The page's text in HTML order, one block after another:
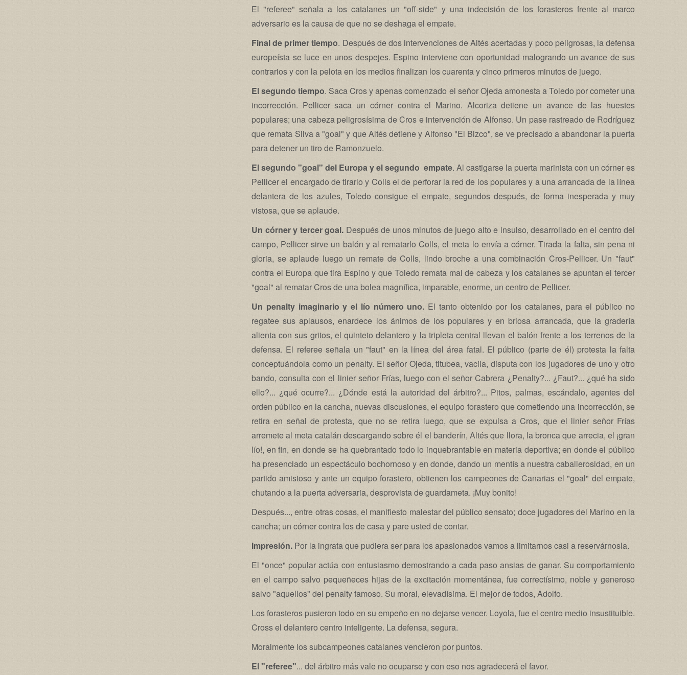
El "referee" señala a los catalanes un "off-side" y una indecisión de los forasteros frente al marco
adversario es la causa de que no se deshaga el empate.
Final de primer tiempo. Después de dos intervenciones de Altés acertadas y poco peligrosas, la defensa
europeísta se luce en unos despejes. Espino interviene con oportunidad malogrando un avance de sus
contrarios y con la pelota en los medios finalizan los cuarenta y cinco primeros minutos de juego.
El segundo tiempo. Saca Cros y apenas comenzado el señor Ojeda amonesta a Toledo por cometer una
incorrección. Pellicer saca un córner contra el Marino. Alcoriza detiene un avance de las huestes
populares; una cabeza peligrosísima de Cros e intervención de Alfonso. Un pase rastreado de Rodríguez
que remata Silva a "goal" y que Altés detiene y Alfonso "El Bizco", se ve precisado a abandonar la puerta
para detener un tiro de Ramonzuelo.
El segundo "goal" del Europa y el segundo empate. Al castigarse la puerta marinista con un córner es
Pellicer el encargado de tirarlo y Colls el de perforar la red de los populares y a una arrancada de la línea
delantera de los azules, Toledo consigue el empate, segundos después, de forma inesperada y muy
vistosa, que se aplaude.
Un córner y tercer goal. Después de unos minutos de juego alto e insulso, desarrollado en el centro del
campo, Pellicer sirve un balón y al rematarlo Colls, el meta lo envía a córner. Tirada la falta, sin pena ni
gloria, se aplaude luego un remate de Colls, lindo broche a una combinación Cros-Pellicer. Un "faut"
contra el Europa que tira Espino y que Toledo remata mal de cabeza y los catalanes se apuntan el tercer
"goal" al rematar Cros de una bolea magnífica, imparable, enorme, un centro de Pellicer.
Un penalty imaginario y el lío número uno. El tanto obtenido por los catalanes, para el público no
regatee sus aplausos, enardece los ánimos de los populares y en briosa arrancada, que la gradería
alienta con sus gritos, el quinteto delantero y la tripleta central llevan el balón frente a los terrenos de la
defensa. El referee señala un "faut" en la línea del área fatal. El público (parte de él) protesta la falta
conceptuándola como un penalty. El señor Ojeda, titubea, vacila, disputa con los jugadores de uno y otro
bando, consulta con el linier señor Frías, luego con el señor Cabrera ¿Penalty?... ¿Faut?... ¿qué ha sido
ello?... ¿qué ocurre?... ¿Dónde está la autoridad del árbitro?... Pitos, palmas, escándalo, agentes del
orden público en la cancha, nuevas discusiones, el equipo forastero que cometiendo una incorrección, se
retira en señal de protesta, que no se retira luego, que se expulsa a Cros, que el linier señor Frías
arremete al meta catalán descargando sobre él el banderín, Altés que llora, la bronca que arrecia, el ¡gran
lío!, en fin, en donde se ha quebrantado todo lo inquebrantable en materia deportiva; en donde el público
ha presenciado un espectáculo bochornoso y en donde, dando un mentís a nuestra caballerosidad, en un
partido amistoso y ante un equipo forastero, obtienen los campeones de Canarias el "goal" del empate,
chutando a la puerta adversaria, desprovista de guardameta. ¡Muy bonito!
Después..., entre otras cosas, el manifiesto malestar del público sensato; doce jugadores del Marino en la
cancha; un córner contra los de casa y pare usted de contar.
Impresión. Por la ingrata que pudiera ser para los apasionados vamos a limitarnos casi a reservárnosla.
El "once" popular actúa con entusiasmo demostrando a cada paso ansias de ganar. Su comportamiento
en el campo salvo pequeñeces hijas de la excitación momentánea, fue correctísimo, noble y generoso
salvo "aquellos" del penalty famoso. Su moral, elevadísima. El mejor de todos, Adolfo.
Los forasteros pusieron todo en su empeño en no dejarse vencer. Loyola, fue el centro medio insustituible.
Cross el delantero centro inteligente. La defensa, segura.
Moralmente los subcampeones catalanes vencieron por puntos.
El "referee"... del árbitro más vale no ocuparse y con eso nos agradecerá el favor.